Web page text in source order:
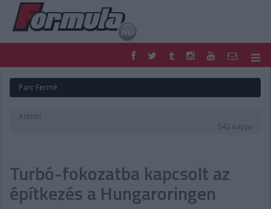
FORMULA
MOTOR
NEMZETKÖZI
DIGITÁLIS MAGAZIN
PONTÁLLÁSOK
VERSENYNAPTÁRAK
Parc Fermé
Admin
542 napja
Turbó-fokozatba kapcsolt az
építkezés a Hungaroringen